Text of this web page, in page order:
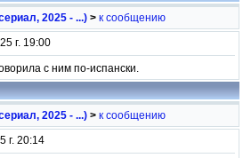
2025 - ...) > к сообщению
г. 19:00
с ним по-испански.
2025 - ...) > к сообщению
г. 20:14